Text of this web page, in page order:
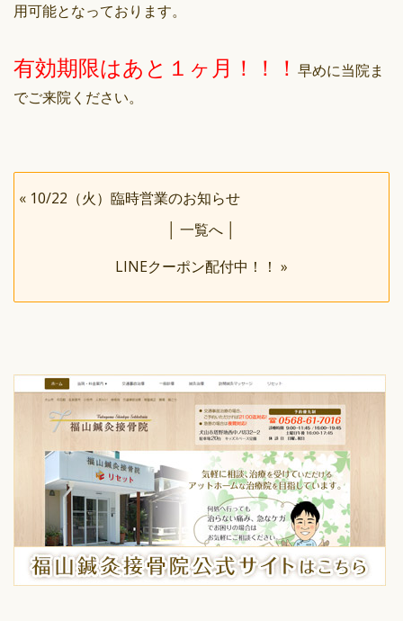
用可能となっております。
有効期限はあと１ヶ月！！！ 早めに当院ま
でご来院ください。
« 10/22（火）臨時営業のお知らせ
一覧へ
LINEクーポン配付中！！ »